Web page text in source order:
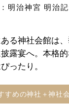
明治神宮 明治
る神社会館は
露宴へ。本格
ったり。
すめの神社＋神社